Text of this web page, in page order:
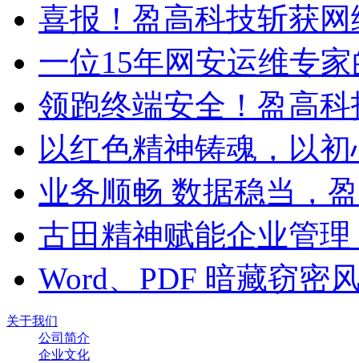
喜报！盈高科技斩获
一位15年网安运维专
领跑终端安全！盈高
以红色精神铸魂，以
业务顺畅 数据稳当，
古田精神赋能企业管
Word、PDF 暗藏窃密
关于我们
公司简介
企业文化